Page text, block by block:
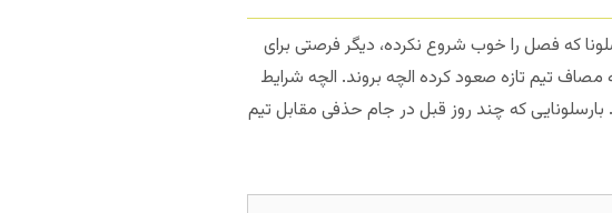
که فصل را خوب شروع نکرده، دیگر فرصتی برای
مصاف تیم تازه صعود کرده الچه بروند. الچه شرایط
بارسلونایی که چند روز قبل در جام حذفی مقابل تیم